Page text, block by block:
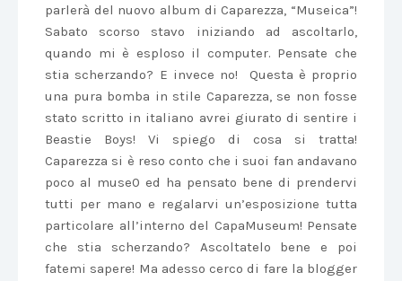
parlerà del nuovo album di Caparezza, “Museica”!
Sabato scorso stavo iniziando ad ascoltarlo,
quando mi è esploso il computer. Pensate che
stia scherzando? E invece no! Questa è proprio
una pura bomba in stile Caparezza, se non fosse
stato scritto in italiano avrei giurato di sentire i
Beastie Boys! Vi spiego di cosa si tratta!
Caparezza si è reso conto che i suoi fan andavano
poco al muse0 ed ha pensato bene di prendervi
tutti per mano e regalarvi un’esposizione tutta
particolare all’interno del CapaMuseum! Pensate
che stia scherzando? Ascoltatelo bene e poi
fatemi sapere! Ma adesso cerco di fare la blogger